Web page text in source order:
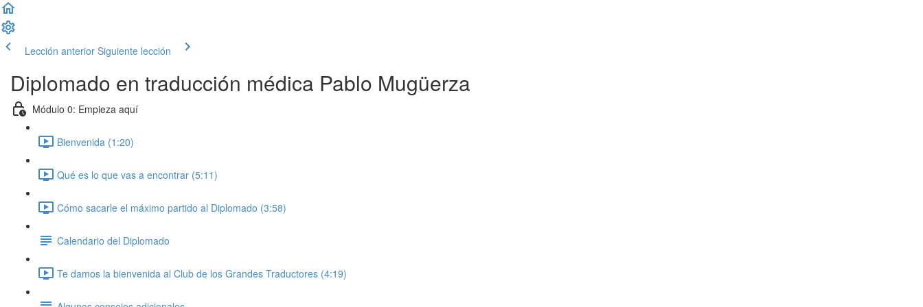
Lección anterior Siguiente lección
Diplomado en traducción médica Pablo Mugüerza
Módulo 0: Empieza aquí
Bienvenida (1:20)
Qué es lo que vas a encontrar (5:11)
Cómo sacarle el máximo partido al Diplomado (3:58)
Calendario del Diplomado
Te damos la bienvenida al Club de los Grandes Traductores (4:19)